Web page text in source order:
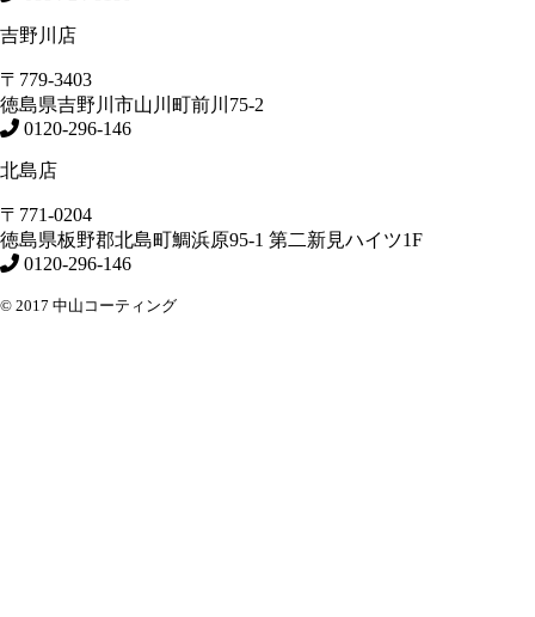
吉野川店
〒779-3403
徳島県吉野川市山川町前川75-2
0120-296-146
北島店
〒771-0204
徳島県板野郡北島町鯛浜原95-1 第二新見ハイツ1F
0120-296-146
© 2017 中山コーティング